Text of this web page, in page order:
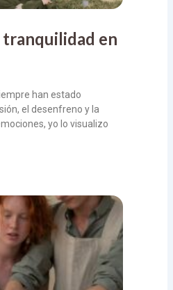
tranquilidad en
han estado
el desenfreno y la
yo lo visualizo